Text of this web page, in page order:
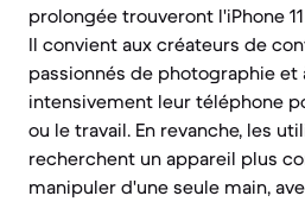
prolongée trouveront l'iPhone
Il convient aux créateurs de
passionnés de photographie
intensivement leur téléphone
ou le travail. En revanche, les
recherchent un appareil plus
manipuler d'une seule main,